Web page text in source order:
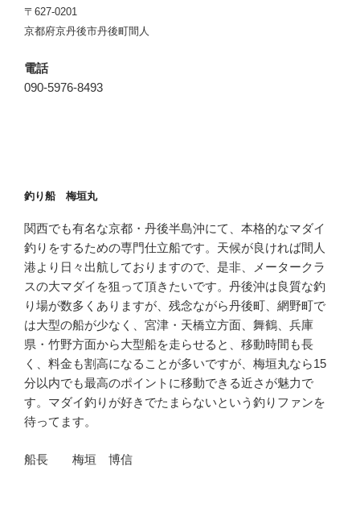
〒627-0201
京都府京丹後市丹後町間人
電話
090-5976-8493
釣り船 梅垣丸
関西でも有名な京都・丹後半島沖にて、本格的なマダイ
釣りをするための専門仕立船です。天候が良ければ間人
港より日々出航しておりますので、是非、メータークラ
スの大マダイを狙って頂きたいです。丹後沖は良質な釣
り場が数多くありますが、残念ながら丹後町、網野町で
は大型の船が少なく、宮津・天橋立方面、舞鶴、兵庫
県・竹野方面から大型船を走らせると、移動時間も長
く、料金も割高になることが多いですが、梅垣丸なら15
分以内でも最高のポイントに移動できる近さが魅力で
す。マダイ釣りが好きでたまらないという釣りファンを
待ってます。
船長 梅垣 博信